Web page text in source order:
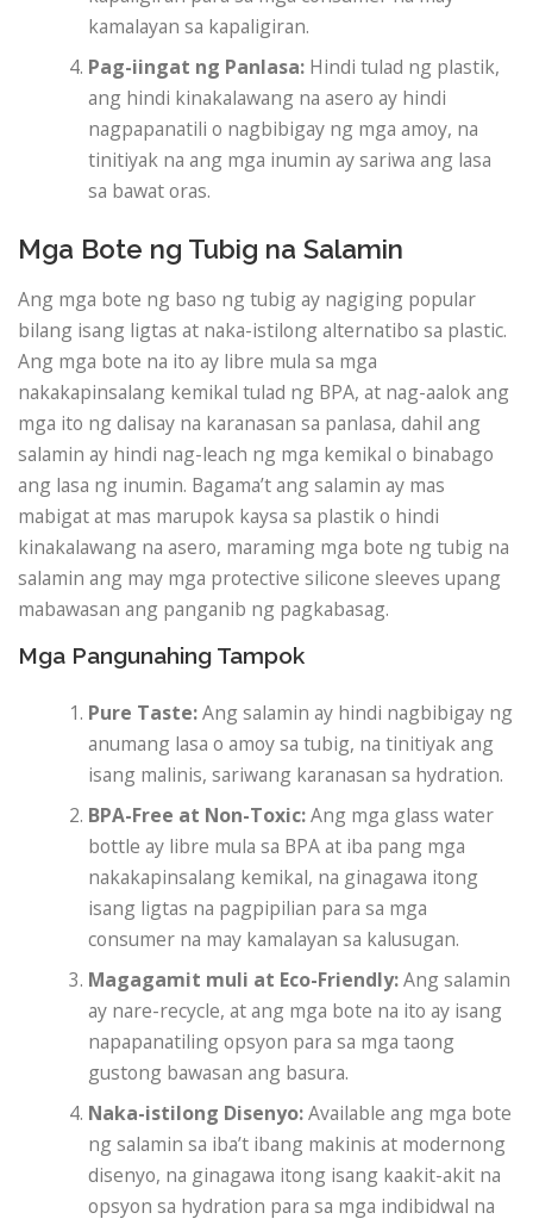
kamalayan sa kapaligiran.
Pag-iingat ng Panlasa: Hindi tulad ng plastik,
ang hindi kinakalawang na asero ay hindi
nagpapanatili o nagbibigay ng mga amoy, na
tinitiyak na ang mga inumin ay sariwa ang lasa
sa bawat oras.
Mga Bote ng Tubig na Salamin
Ang mga bote ng baso ng tubig ay nagiging popular
bilang isang ligtas at naka-istilong alternatibo sa plastic.
Ang mga bote na ito ay libre mula sa mga
nakakapinsalang kemikal tulad ng BPA, at nag-aalok ang
mga ito ng dalisay na karanasan sa panlasa, dahil ang
salamin ay hindi nag-leach ng mga kemikal o binabago
ang lasa ng inumin. Bagama’t ang salamin ay mas
mabigat at mas marupok kaysa sa plastik o hindi
kinakalawang na asero, maraming mga bote ng tubig na
salamin ang may mga protective silicone sleeves upang
mabawasan ang panganib ng pagkabasag.
Mga Pangunahing Tampok
Pure Taste:Ang salamin ay hindi nagbibigay ng
anumang lasa o amoy sa tubig, na tinitiyak ang
isang malinis, sariwang karanasan sa hydration.
BPA-Free at Non-Toxic:Ang mga glass water
bottle ay libre mula sa BPA at iba pang mga
nakakapinsalang kemikal, na ginagawa itong
isang ligtas na pagpipilian para sa mga
consumer na may kamalayan sa kalusugan.
Magagamit muli at Eco-Friendly:Ang salamin
ay nare-recycle, at ang mga bote na ito ay isang
napapanatiling opsyon para sa mga taong
gustong bawasan ang basura.
Naka-istilong Disenyo:Available ang mga bote
ng salamin sa iba’t ibang makinis at modernong
disenyo, na ginagawa itong isang kaakit-akit na
opsyon sa hydration para sa mga indibidwal na